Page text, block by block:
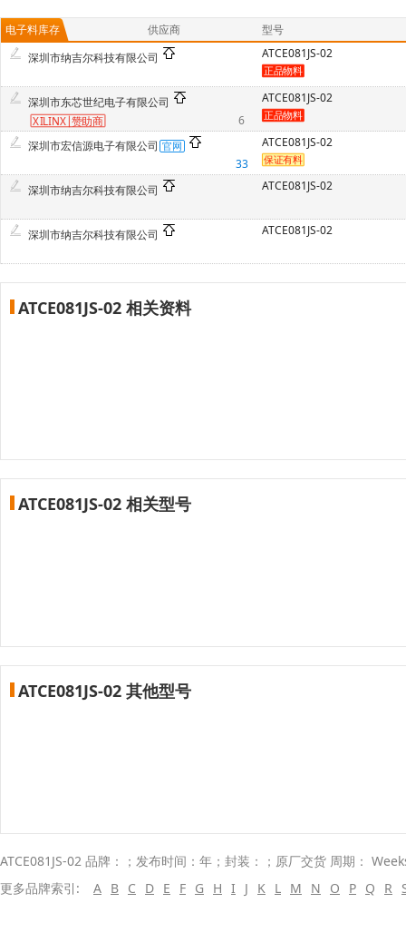
电子料库存 供应商
型号
深圳市纳吉尔科技有限公司
ATCE081JS-02
深圳市东芯世纪电子有限公司
XILINX 赞助商 6
ATCE081JS-02
深圳市宏信源电子有限公司
33
ATCE081JS-02
深圳市纳吉尔科技有限公司 ATCE081JS-02
深圳市纳吉尔科技有限公司 ATCE081JS-02
ATCE081JS-02 相关资料
ATCE081JS-02 相关型号
ATCE081JS-02 其他型号
ATCE081JS-02 品牌：；发布时间：年；封装：；原厂交货 周期：
更多品牌索引:
A B C D E F G H I J K L M N O P Q R